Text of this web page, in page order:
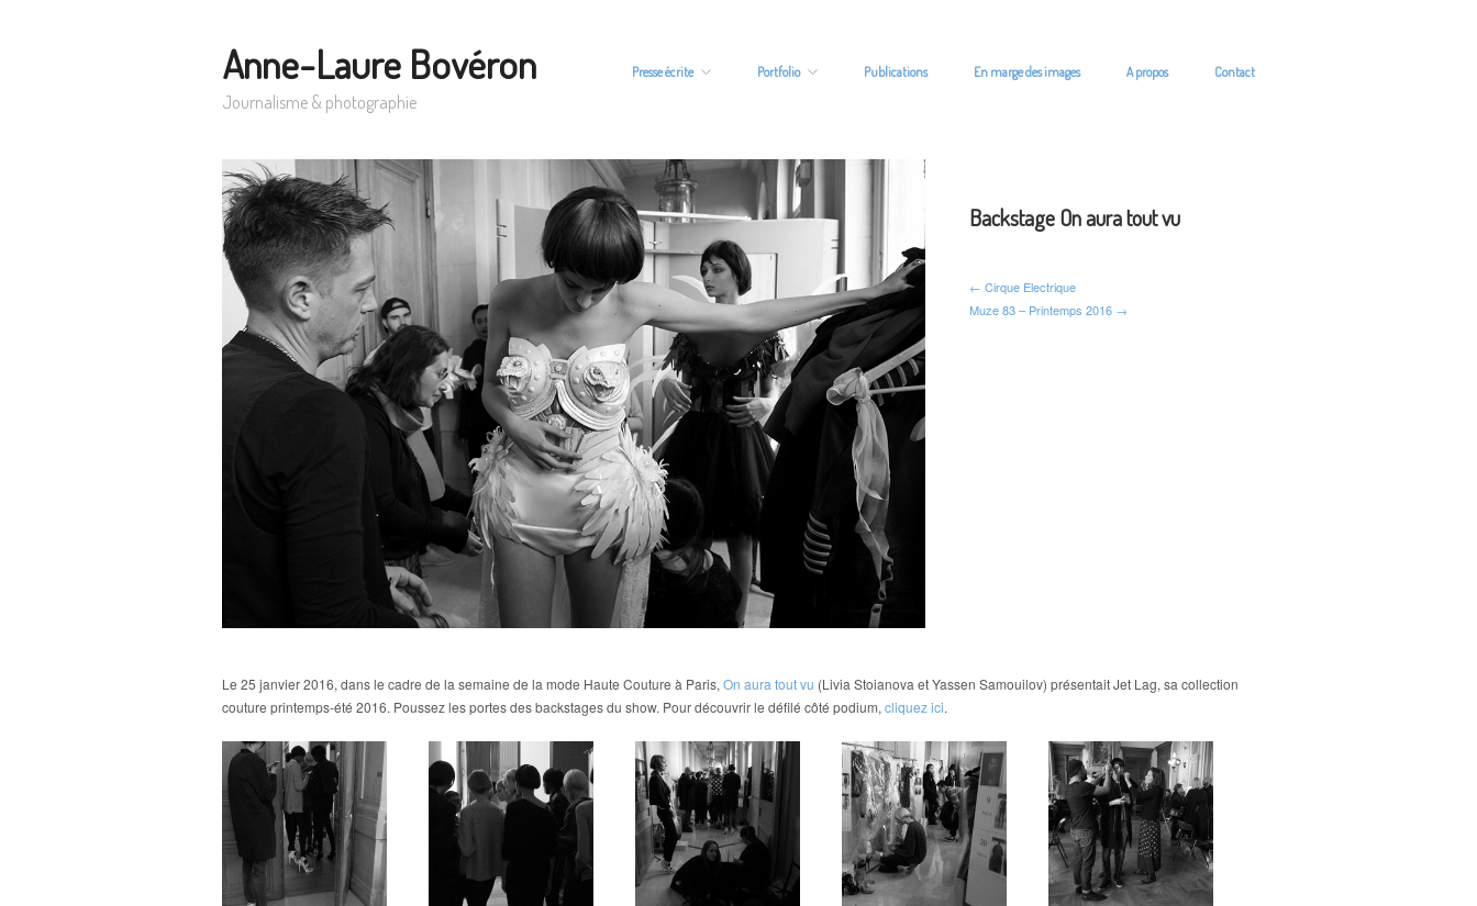
Anne-Laure Bovéron
Journalisme & photographie
Presse écrite Portfolio Publications En marge des images A propos Contact
Backstage On aura tout vu
← Cirque Electrique
Muze 83 – Printemps 2016 →
Le 25 janvier 2016, dans le cadre de la semaine de la mode Haute Couture à Paris, On aura tout vu (Livia Stoianova et Yassen Samouilov) présentait Jet Lag, sa collection
couture printemps-été 2016. Poussez les portes des backstages du show. Pour découvrir le défilé côté podium, cliquez ici.